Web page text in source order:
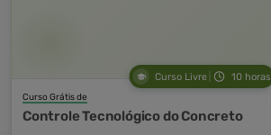
Curso Livre 10 horas
Curso Grátis de
Controle Tecnológico do Concreto